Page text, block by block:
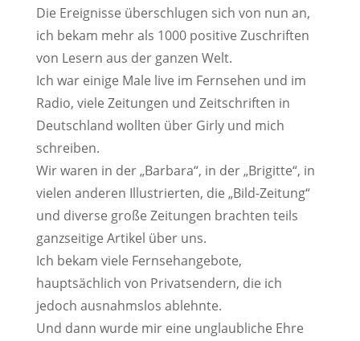
Die Ereignisse überschlugen sich von nun an,
ich bekam mehr als 1000 positive Zuschriften
von Lesern aus der ganzen Welt.
Ich war einige Male live im Fernsehen und im
Radio, viele Zeitungen und Zeitschriften in
Deutschland wollten über Girly und mich
schreiben.
Wir waren in der „Barbara“, in der „Brigitte“, in
vielen anderen Illustrierten, die „Bild-Zeitung“
und diverse große Zeitungen brachten teils
ganzseitige Artikel über uns.
Ich bekam viele Fernsehangebote,
hauptsächlich von Privatsendern, die ich
jedoch ausnahmslos ablehnte.
Und dann wurde mir eine unglaubliche Ehre